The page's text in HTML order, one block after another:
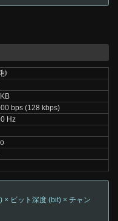
bps (128 kbps)
Hz
× ビット深度 (bit) × チャン